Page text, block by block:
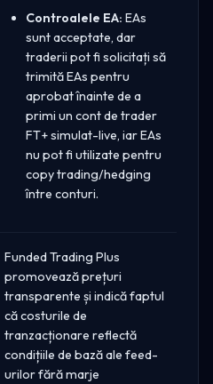
Controalele EA: EAs
sunt acceptate, dar
traderii pot fi solicitați să
trimită EAs pentru
aprobat înainte de a
primi un cont de trader
FT+ simulat-live, iar EAs
nu pot fi utilizate pentru
copy trading/hedging
între conturi.
Funded Trading Plus
promovează prețuri
transparente și indică faptul
că costurile de
tranzacționare reflectă
condițiile de bază ale feed-
urilor fără marje